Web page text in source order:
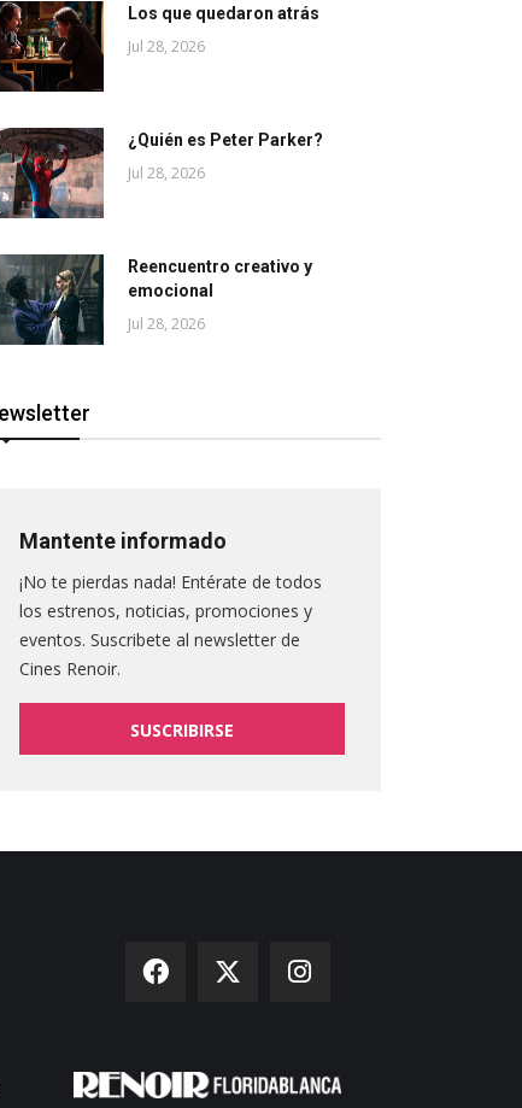
Los que quedaron atrás
Jul 28, 2026
¿Quién es Peter Parker?
Jul 28, 2026
Reencuentro creativo y
emocional
Jul 28, 2026
Mantente informado
¡No te pierdas nada! Entérate de todos
los estrenos, noticias, promociones y
eventos. Suscribete al newsletter de
Cines Renoir.
SUSCRIBIRSE